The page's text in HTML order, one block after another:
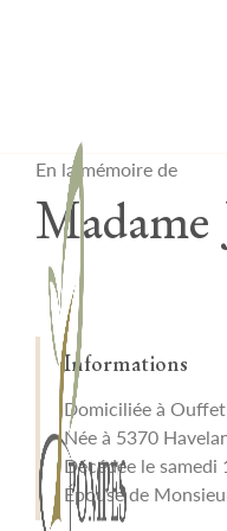
En la mémoire de
Informations
Domiciliée à Ouffet
Née à 5370
Décédée le samedi
Épouse de